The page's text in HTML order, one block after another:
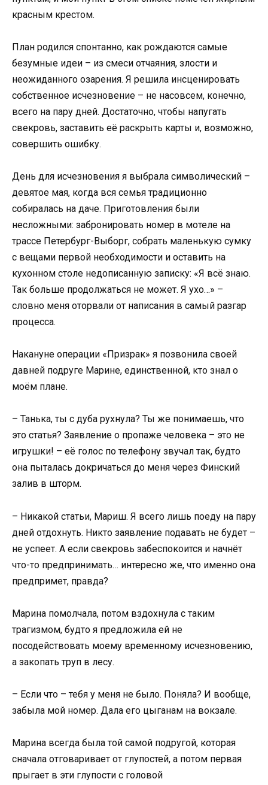
красным крестом.
План родился спонтанно, как рождаются самые
безумные идеи – из смеси отчаяния, злости и
неожиданного озарения. Я решила инсценировать
собственное исчезновение – не насовсем, конечно,
всего на пару дней. Достаточно, чтобы напугать
свекровь, заставить её раскрыть карты и, возможно,
совершить ошибку.
День для исчезновения я выбрала символический –
девятое мая, когда вся семья традиционно
собиралась на даче. Приготовления были
несложными: забронировать номер в мотеле на
трассе Петербург-Выборг, собрать маленькую сумку
с вещами первой необходимости и оставить на
кухонном столе недописанную записку: «Я всё знаю.
Так больше продолжаться не может. Я ухо…» –
словно меня оторвали от написания в самый разгар
процесса.
Накануне операции «Призрак» я позвонила своей
давней подруге Марине, единственной, кто знал о
моём плане.
– Танька, ты с дуба рухнула? Ты же понимаешь, что
это статья? Заявление о пропаже человека – это не
игрушки! – её голос по телефону звучал так, будто
она пыталась докричаться до меня через Финский
залив в шторм.
– Никакой статьи, Мариш. Я всего лишь поеду на пару
дней отдохнуть. Никто заявление подавать не будет –
не успеет. А если свекровь забеспокоится и начнёт
что-то предпринимать… интересно же, что именно она
предпримет, правда?
Марина помолчала, потом вздохнула с таким
трагизмом, будто я предложила ей не
посодействовать моему временному исчезновению,
а закопать труп в лесу.
– Если что – тебя у меня не было. Поняла? И вообще,
забыла мой номер. Дала его цыганам на вокзале.
Марина всегда была той самой подругой, которая
сначала отговаривает от глупостей, а потом первая
прыгает в эти глупости с головой